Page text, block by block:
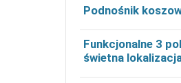
Podnośnik
Funkcjonalne 3
świetna